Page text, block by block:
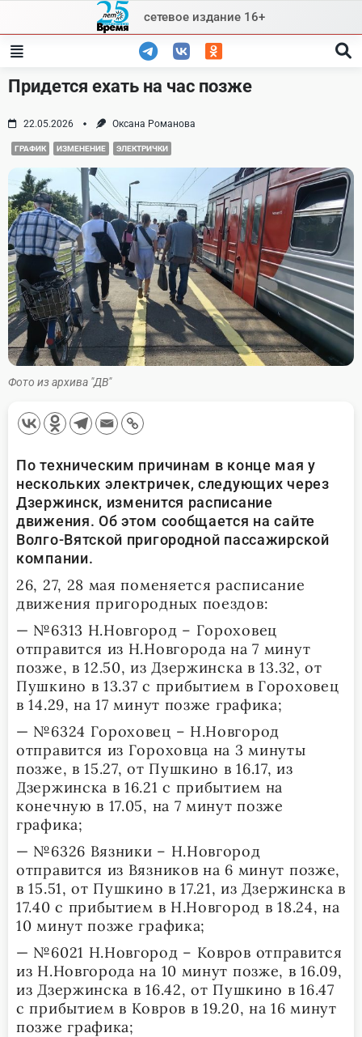
content
сетевое издание 16+
Придется ехать на час позже
22.05.2026 Оксана Романова
ГРАФИК ИЗМЕНЕНИЕ ЭЛЕКТРИЧКИ
Фото из архива "ДВ"
По техническим причинам в конце мая у
нескольких электричек, следующих через
Дзержинск, изменится расписание
движения. Об этом сообщается на сайте
Волго-Вятской пригородной пассажирской
компании.
26, 27, 28 мая поменяется расписание
движения пригородных поездов:
— №6313 Н.Новгород – Гороховец
отправится из Н.Новгорода на 7 минут
позже, в 12.50, из Дзержинска в 13.32, от
Пушкино в 13.37 с прибытием в Гороховец
в 14.29, на 17 минут позже графика;
— №6324 Гороховец – Н.Новгород
отправится из Гороховца на 3 минуты
позже, в 15.27, от Пушкино в 16.17, из
Дзержинска в 16.21 с прибытием на
конечную в 17.05, на 7 минут позже
графика;
— №6326 Вязники – Н.Новгород
отправится из Вязников на 6 минут позже,
в 15.51, от Пушкино в 17.21, из Дзержинска в
17.40 с прибытием в Н.Новгород в 18.24, на
10 минут позже графика;
— №6021 Н.Новгород – Ковров отправится
из Н.Новгорода на 10 минут позже, в 16.09,
из Дзержинска в 16.42, от Пушкино в 16.47
с прибытием в Ковров в 19.20, на 16 минут
позже графика;